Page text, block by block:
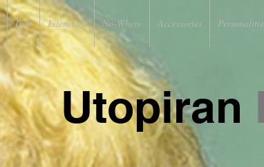
Iran Literature No-Where Accessories
Utopiran